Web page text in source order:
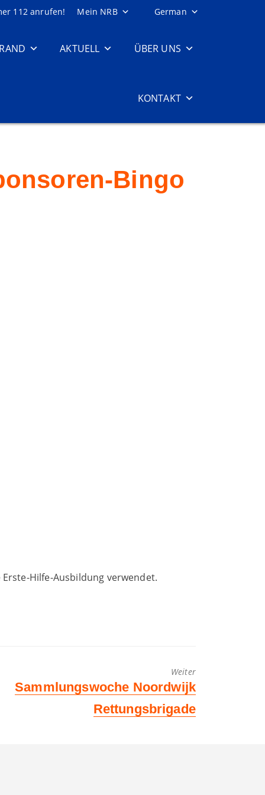
112 anrufen! Mein NRB German
AKTUELL ÜBER UNS
KONTAKT
Bingo
Hilfe-Ausbildung verwendet.
Weiter
Nächster
Beitrag:
Sammlungswoche Noordwijk
Rettungsbrigade